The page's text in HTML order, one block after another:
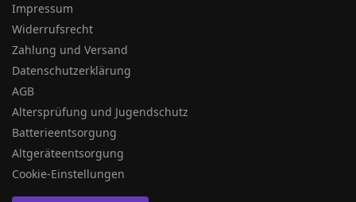
Impressum
Widerrufsrecht
Zahlung und Versand
Datenschutzerklärung
AGB
Altersprüfung und Jugendschutz
Batterieentsorgung
Altgeräteentsorgung
Cookie-Einstellungen